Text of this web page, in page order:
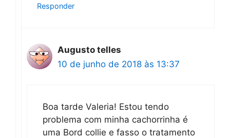
Responder
Augusto telles
10 de junho de 2018 às 13:37
Boa tarde Valeria! Estou tendo
problema com minha cachorrinha é
uma Bord collie e fasso o tratamento